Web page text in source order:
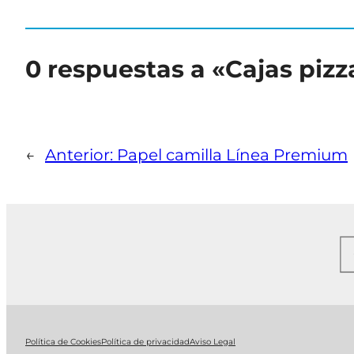
0 respuestas a «Cajas
← Anterior: Papel camilla Línea Premium
Política de CookiesPolítica de privacidadAviso Legal